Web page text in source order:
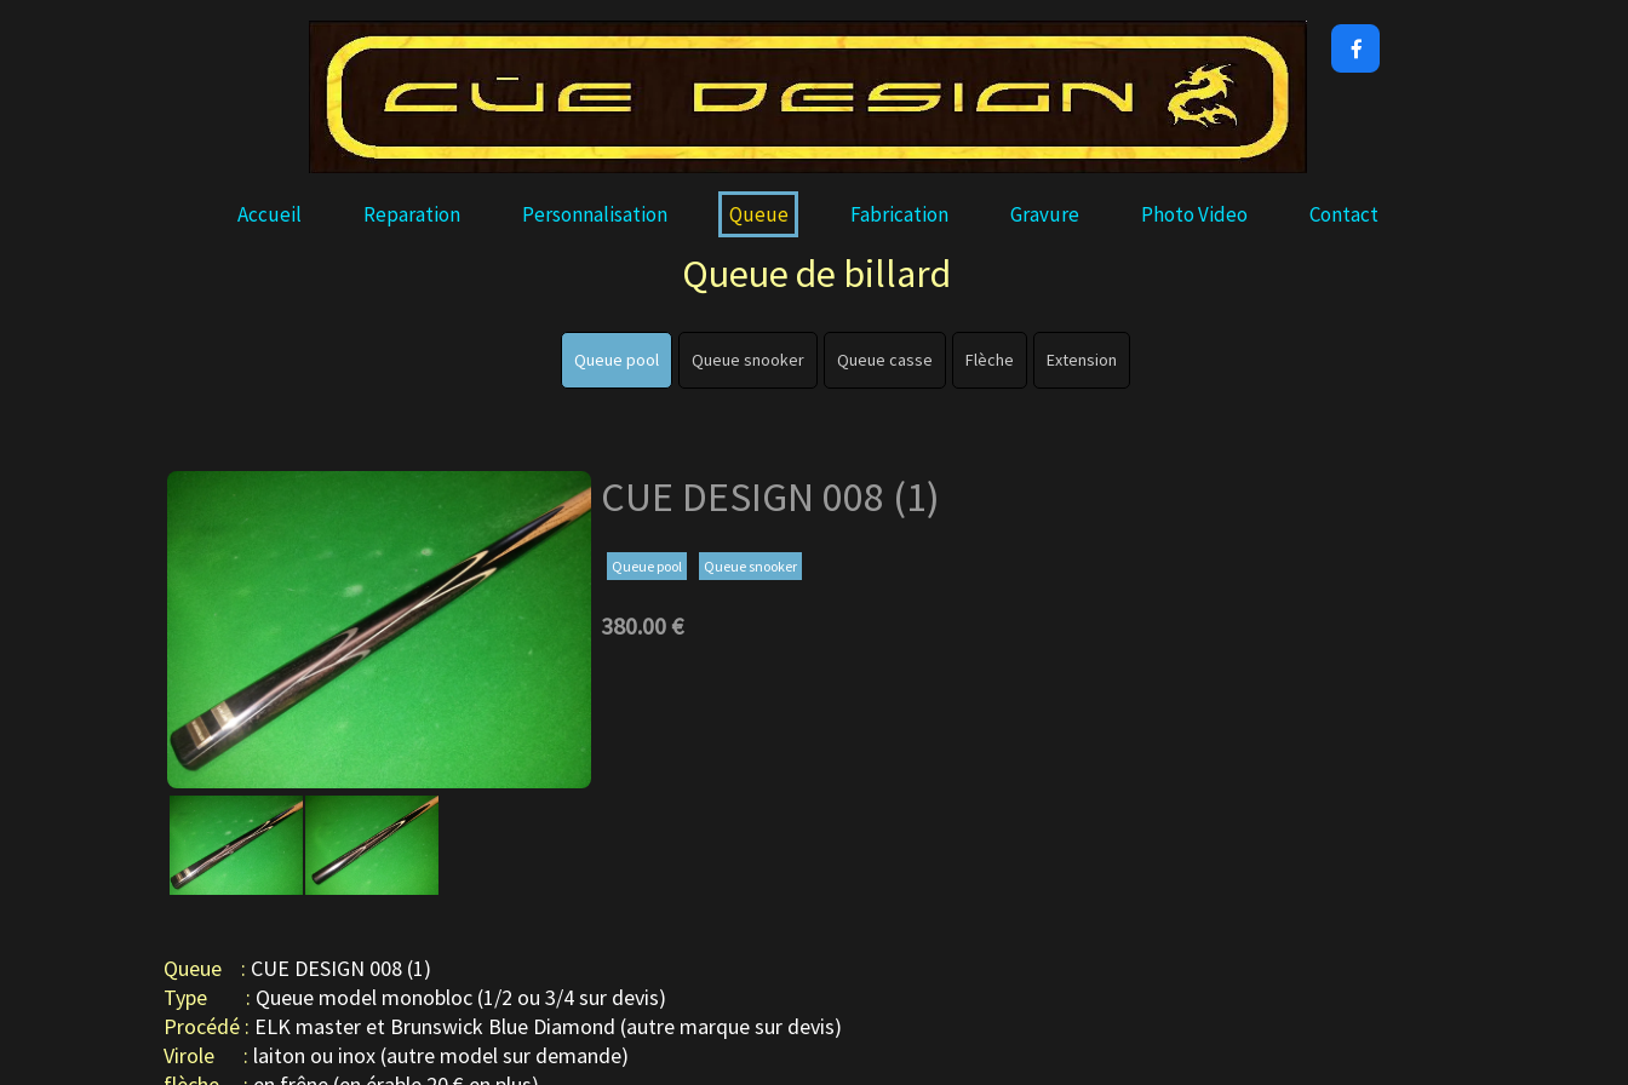
Accueil Reparation Personnalisation Queue Fabrication Gravure Photo Video Contact

Queue de billard
Queue pool Queue snooker Queue casse Flèche Extension
CUE DESIGN 008 (1)
Queue pool Queue snooker
380.00 €
Queue : CUE DESIGN 008 (1)
Type : Queue model monobloc (1/2 ou 3/4 sur devis)
Procédé : ELK master et Brunswick Blue Diamond (autre marque sur devis)
Virole : laiton ou inox (autre model sur demande)